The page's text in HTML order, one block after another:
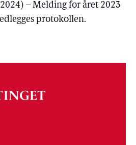
– Melding for året 2023
protokollen.